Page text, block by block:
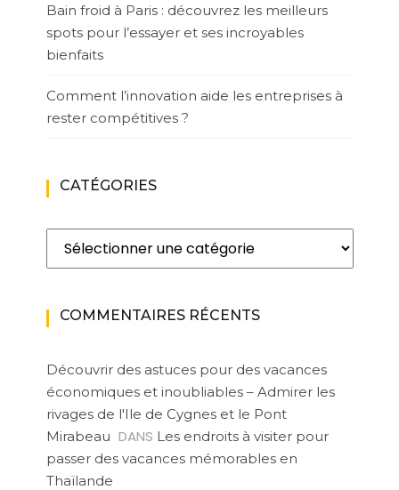
Bain froid à Paris : découvrez les meilleurs
spots pour l’essayer et ses incroyables
bienfaits
Comment l’innovation aide les entreprises à
rester compétitives ?
CATÉGORIES
Catégories
COMMENTAIRES RÉCENTS
Découvrir des astuces pour des vacances
économiques et inoubliables – Admirer les
rivages de l'Ile de Cygnes et le Pont
Mirabeau DANS Les endroits à visiter pour
passer des vacances mémorables en
Thaïlande